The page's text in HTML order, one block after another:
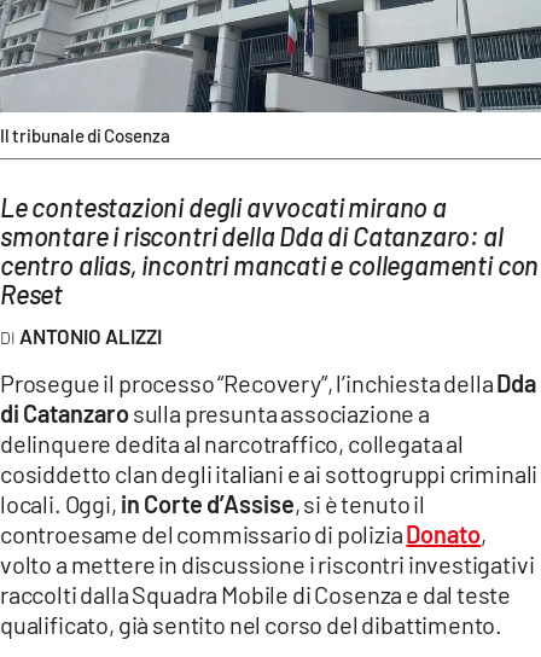
LAC NETWORK
LaC
LACPLAY.IT
LACTV.IT
LACONAIR.IT
LACITYMAG.IT
ILREGGINO.IT
COSENZACHANNEL.IT
ILVIBONESE.IT
CATANZAROCHANNEL.IT
LACAPITALENEWS.IT
App
Il tribunale di Cosenza
Le contestazioni degli avvocati mirano a
smontare i riscontri della Dda di Catanzaro: al
centro alias, incontri mancati e collegamenti con
Reset
ANTONIO ALIZZI
Prosegue il processo “Recovery”, l’inchiesta dellaDda
di Catanzarosulla presunta associazione a
delinquere dedita al narcotraffico, collegata al
cosiddetto clan degli italiani e ai sottogruppi criminali
locali. Oggi, in Corte d’Assise, si è tenuto il
controesame del commissario di poliziaDonato,
volto a mettere in discussione i riscontri investigativi
raccolti dalla Squadra Mobile di Cosenza e dal teste
qualificato, già sentito nel corso del dibattimento.